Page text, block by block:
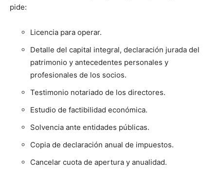
pide:
Licencia para operar.
Detalle del capital integral, declaración jurada del
patrimonio y antecedentes personales y
profesionales de los socios.
Testimonio notariado de los directores.
Estudio de factibilidad económica.
Solvencia ante entidades públicas.
Copia de declaración anual de impuestos.
Cancelar cuota de apertura y anualidad.